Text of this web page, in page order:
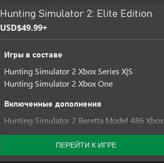
Hunting Simulator 2: Elite Edition
USD$49.99+
Игры в составе
Hunting Simulator 2 Xbox Series X|S
Hunting Simulator 2 Xbox One
Включенные дополнения
Hunting Simulator 2 Beretta Model 486 Xbox
Series X|S
Hunting Simulator 2 Beretta Model 486 Xbox
One
ПЕРЕЙТИ К ИГРЕ